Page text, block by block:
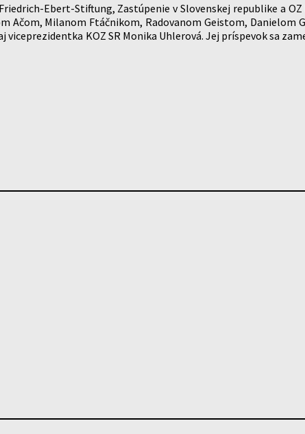
Ebert-Stiftung, Zastúpenie v Slovenskej republike a
Ačom, Milanom Ftáčnikom, Radovanom Geistom,
KOZ SR Monika Uhlerová. Jej príspevok sa